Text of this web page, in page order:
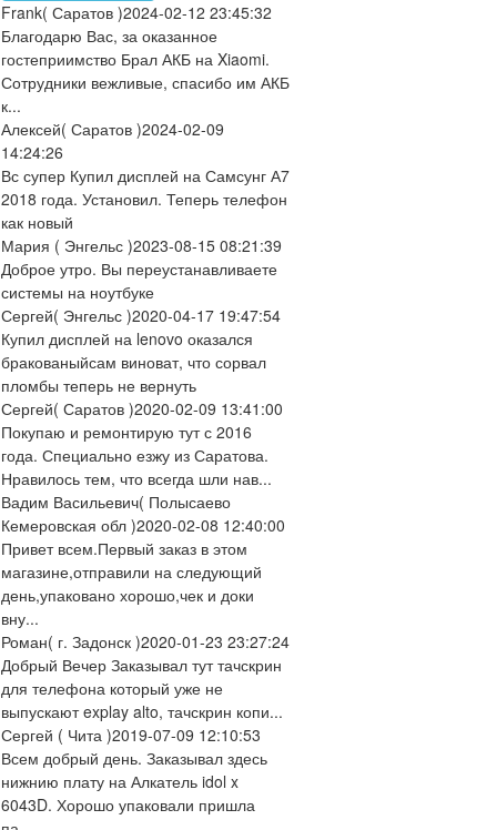
Frank( Саратов )2024-02-12 23:45:32
Благодарю Вас, за оказанное
гостеприимство Брал АКБ на Xiaomi.
Сотрудники вежливые, спасибо им АКБ
к...
Алексей( Саратов )2024-02-09
14:24:26
Вс супер Купил дисплей на Самсунг А7
2018 года. Установил. Теперь телефон
как новый
Мария ( Энгельс )2023-08-15 08:21:39
Доброе утро. Вы переустанавливаете
системы на ноутбуке
Сергей( Энгельс )2020-04-17 19:47:54
Купил дисплей на lenovo оказался
бракованыйсам виноват, что сорвал
пломбы теперь не вернуть
Сергей( Саратов )2020-02-09 13:41:00
Покупаю и ремонтирую тут с 2016
года. Специально езжу из Саратова.
Нравилось тем, что всегда шли нав...
Вадим Васильевич( Полысаево
Кемеровская обл )2020-02-08 12:40:00
Привет всем.Первый заказ в этом
магазине,отправили на следующий
день,упаковано хорошо,чек и доки
вну...
Роман( г. Задонск )2020-01-23 23:27:24
Добрый Вечер Заказывал тут тачскрин
для телефона который уже не
выпускают explay alto, тачскрин копи...
Сергей ( Чита )2019-07-09 12:10:53
Всем добрый день. Заказывал здесь
нижнию плату на Алкатель idol x
6043D. Хорошо упаковали пришла